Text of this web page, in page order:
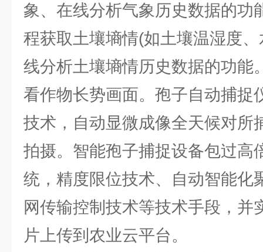
象、在线分析气象历史数据的功
程获取土壤墒情(如土壤温湿度
线分析土壤墒情历史数据的功能
看作物长势画面。孢子自动捕捉
技术，自动显微成像全天候对所
拍摄。智能孢子捕捉设备包过高
统，精度限位技术、自动智能化
网传输控制技术等技术手段，并
片上传到农业云平台。